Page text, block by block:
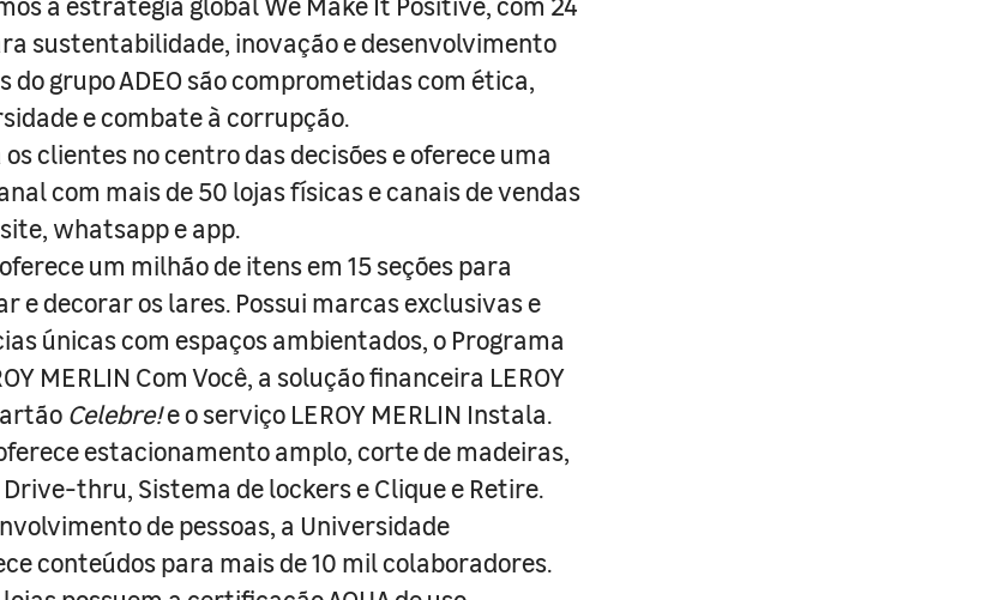
sustentabilidade, inovação e desenvolvimento
do grupo ADEO são comprometidas com ética,
e combate à corrupção.
clientes no centro das decisões e oferece uma
com mais de 50 lojas físicas e canais de vendas
whatsapp e app.
oferece um milhão de itens em 15 seções para
e decorar os lares. Possui marcas exclusivas e
únicas com espaços ambientados, o Programa
MERLIN Com Você, a solução financeira LEROY
Celebre!e o serviço LEROY MERLIN Instala.
estacionamento amplo, corte de madeiras,
thru, Sistema de lockers e Clique e Retire.
de pessoas, a Universidade
conteúdos para mais de 10 mil colaboradores.